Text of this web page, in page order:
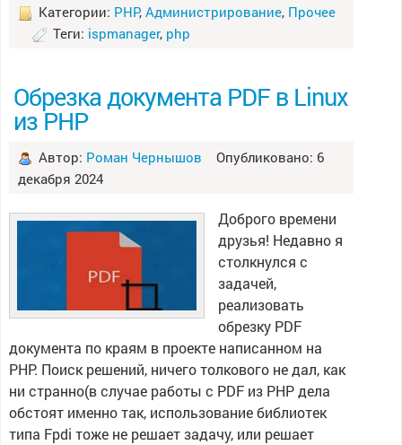
Категории: PHP, Администрирование, Прочее
Теги: ispmanager, php
Обрезка документа PDF в Linux
из PHP
Автор: Роман Чернышов Опубликовано: 6
декабря 2024
Доброго времени
друзья! Недавно я
столкнулся с
задачей,
реализовать
обрезку PDF
документа по краям в проекте написанном на
PHP. Поиск решений, ничего толкового не дал, как
ни странно(в случае работы с PDF из PHP дела
обстоят именно так, использование библиотек
типа Fpdi тоже не решает задачу, или решает